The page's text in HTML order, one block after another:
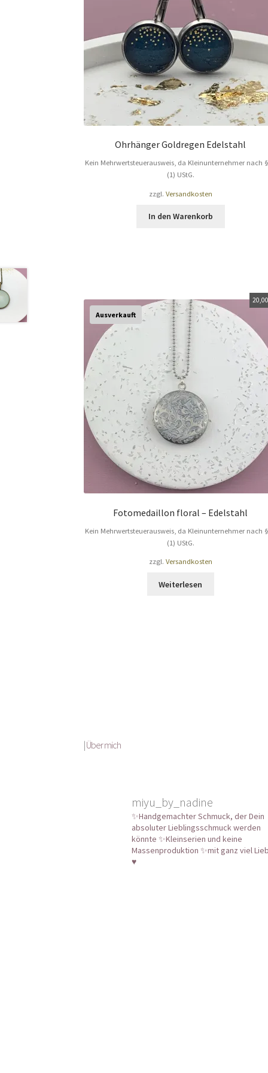
Ohrhänger Goldregen Edelstahl
Kein Mehrwertsteuerausweis, da Kleinunternehmer nach
(1) UStG.
zzgl. Versandkosten
In den Warenkorb
Ausverkauft
Fotomedaillon floral – Edelstahl
Kein Mehrwertsteuerausweis, da Kleinunternehmer nach
(1) UStG.
zzgl. Versandkosten
Weiterlesen
|Über mich
miyu_by_nadine
✨Handgemachter Schmuck, der Dein
absoluter Lieblingsschmuck werden
könnte ✨Kleinserien und keine
Massenproduktion ✨mit ganz viel
♥️